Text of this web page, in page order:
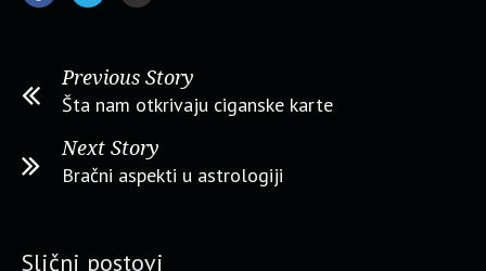
Previous Story
Šta nam otkrivaju ciganske karte
Next Story
Bračni aspekti u astrologiji
Slični postovi